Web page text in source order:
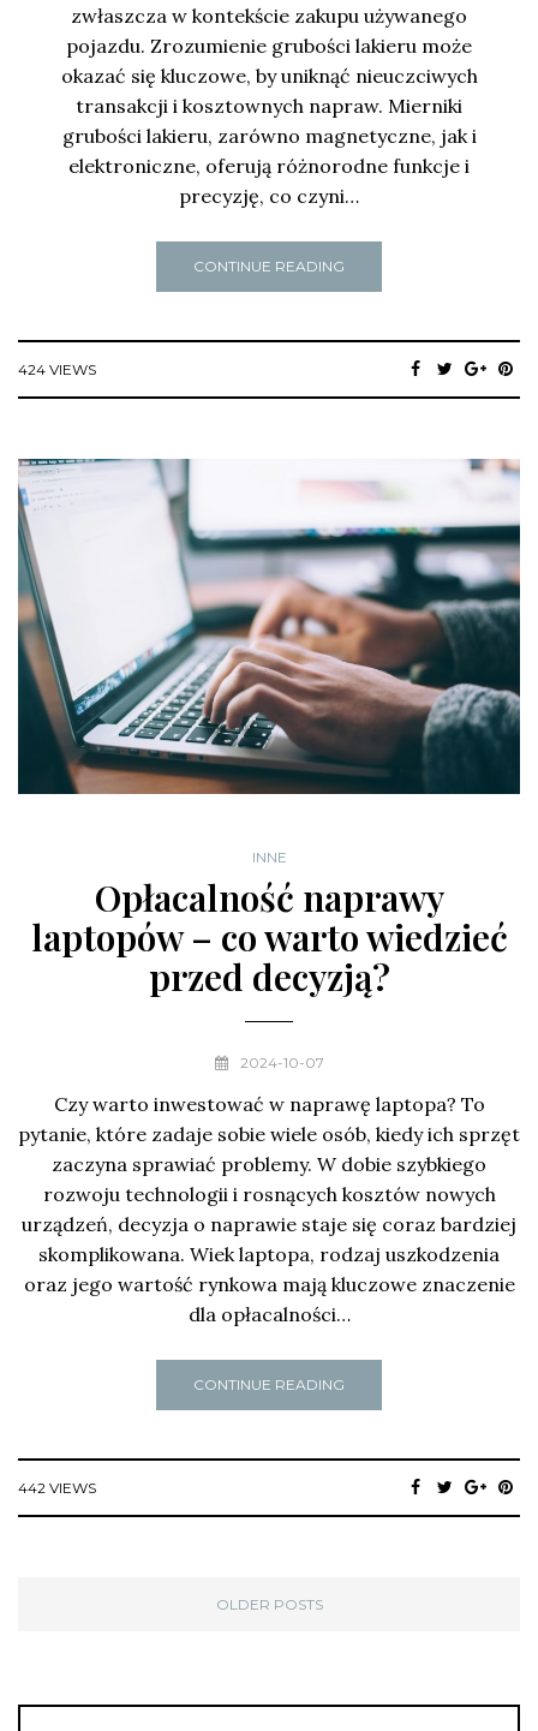
zwłaszcza w kontekście zakupu używanego
pojazdu. Zrozumienie grubości lakieru może
okazać się kluczowe, by uniknąć nieuczciwych
transakcji i kosztownych napraw. Mierniki
grubości lakieru, zarówno magnetyczne, jak i
elektroniczne, oferują różnorodne funkcje i
precyzję, co czyni…
CONTINUE READING
424 VIEWS
INNE
Opłacalność naprawy
laptopów – co warto wiedzieć
przed decyzją?
2024-10-07
Czy warto inwestować w naprawę laptopa? To
pytanie, które zadaje sobie wiele osób, kiedy ich sprzęt
zaczyna sprawiać problemy. W dobie szybkiego
rozwoju technologii i rosnących kosztów nowych
urządzeń, decyzja o naprawie staje się coraz bardziej
skomplikowana. Wiek laptopa, rodzaj uszkodzenia
oraz jego wartość rynkowa mają kluczowe znaczenie
dla opłacalności…
CONTINUE READING
442 VIEWS
OLDER POSTS